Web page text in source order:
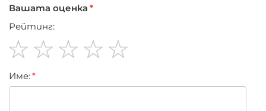
Вашата оценка
Рейтинг:
star
stars
stars
stars
stars
Име: